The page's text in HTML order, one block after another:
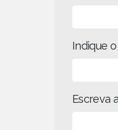
Indique
Escreva